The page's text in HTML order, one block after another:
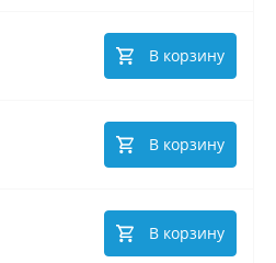
В корзину
В корзину
В корзину